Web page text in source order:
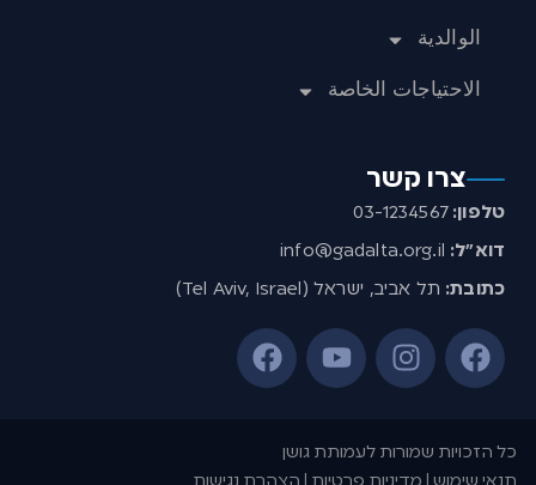
الوالدية
الاحتياجات الخاصة
צרו קשר
טלפון: 03-1234567
דוא”ל: info@gadalta.org.il
כתובת: תל אביב, ישראל (Tel Aviv, Israel)
כל הזכויות שמורות לעמותת גושן
תנאי שימוש | מדיניות פרטיות | הצהרת נגישות